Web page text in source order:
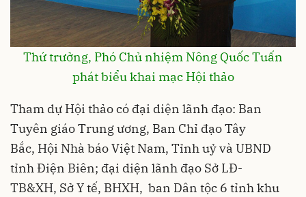
Thứ trưởng, Phó Chủ nhiệm Nông Quốc Tuấn
phát biểu khai mạc Hội thảo
Tham dự Hội thảo có đại diện lãnh đạo: Ban
Tuyên giáo Trung ương, Ban Chỉ đạo Tây
Bắc, Hội Nhà báo Việt Nam, Tỉnh uỷ và UBND
tỉnh Điện Biên; đại diện lãnh đạo Sở LĐ-
TB&XH, Sở Y tế, BHXH, ban Dân tộc 6 tỉnh khu